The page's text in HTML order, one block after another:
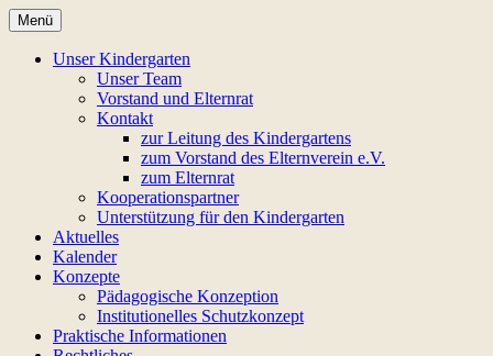
Zum
Inhalt
springen
Regenbogen-
Bewegungskindergarten
Menü
Unser Kindergarten
Unser Team
Vorstand und Elternrat
Kontakt
zur Leitung des Kindergartens
zum Vorstand des Elternverein e.V.
zum Elternrat
Kooperationspartner
Unterstützung für den Kindergarten
Aktuelles
Kalender
Konzepte
Pädagogische Konzeption
Institutionelles Schutzkonzept
Praktische Informationen